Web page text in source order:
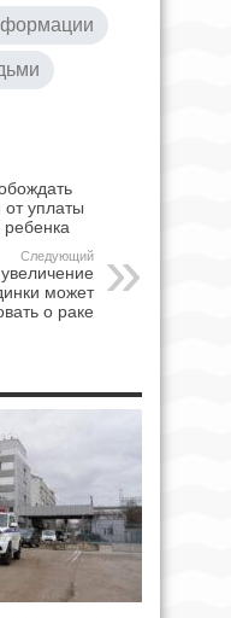
уплаты
Следующий
может
о раке